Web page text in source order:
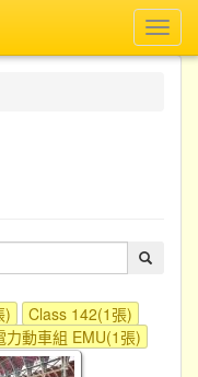
)
Class 142(1張)
力動車組 EMU(1張)